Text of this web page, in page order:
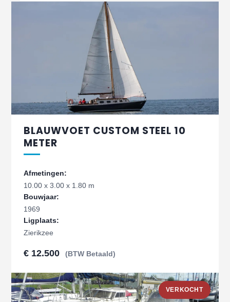
BLAUWVOET CUSTOM STEEL 10
METER
Afmetingen:
10.00 x 3.00 x 1.80 m
Bouwjaar:
1969
Ligplaats:
Zierikzee
€ 12.500 (BTW Betaald)
VERKOCHT